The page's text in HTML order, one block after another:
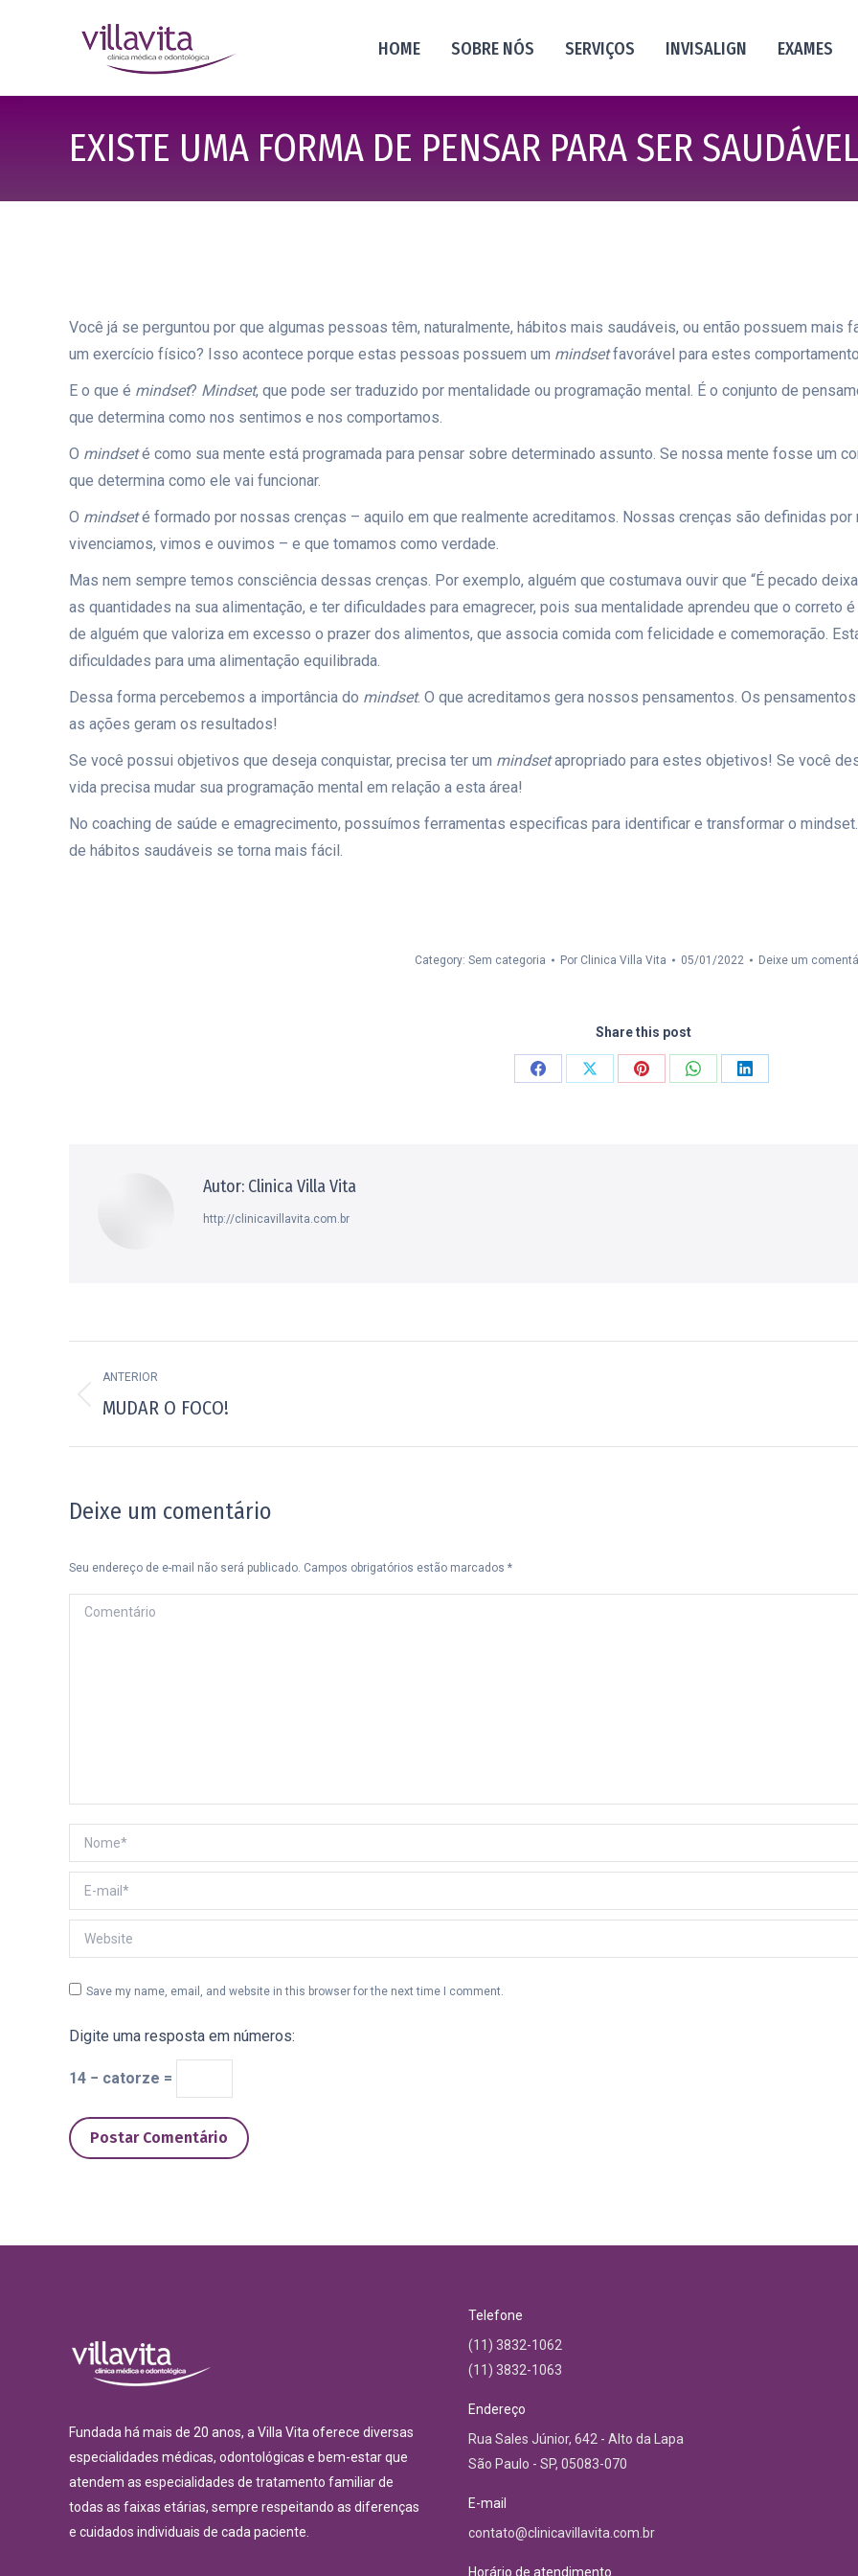
HOME SOBRE NÓS SERVIÇOS INVISALIGN EXAMES
EXISTE UMA FORMA DE PENSAR PARA SER
Você já se perguntou por que algumas pessoas têm, naturalmente, hábitos mais saudáveis, ou então possuem mais
um exercício físico? Isso acontece porque estas pessoas possuem um mindsetfavorável para estes
E o que é mindset? Mindset, que pode ser traduzido por mentalidade ou programação mental. É o conjunto de
que determina como nos sentimos e nos comportamos.
O mindseté como sua mente está programada para pensar sobre determinado assunto. Se nossa mente fosse um
que determina como ele vai funcionar.
O mindseté formado por nossas crenças – aquilo em que realmente acreditamos. Nossas crenças são definidas
vivenciamos, vimos e ouvimos – e que tomamos como verdade.
Mas nem sempre temos consciência dessas crenças. Por exemplo, alguém que costumava ouvir que “É pecado
as quantidades na sua alimentação, e ter dificuldades para emagrecer, pois sua mentalidade aprendeu que o correto
de alguém que valoriza em excesso o prazer dos alimentos, que associa comida com felicidade e comemoração.
dificuldades para uma alimentação equilibrada.
Dessa forma percebemos a importância do mindset. O que acreditamos gera nossos pensamentos. Os
as ações geram os resultados!
Se você possui objetivos que deseja conquistar, precisa ter um mindsetapropriado para estes objetivos! Se você
vida precisa mudar sua programação mental em relação a esta área!
No coaching de saúde e emagrecimento, possuímos ferramentas especificas para identificar e transformar o
de hábitos saudáveis se torna mais fácil.
Category: Sem categoria Por Clinica Villa Vita 05/01/2022 Deixe um
Share this post
CompartilharCompartilharCompartilharCompartilharCompartilhar
Autor: Clinica Villa Vita
http://clinicavillavita.com.br
de
post:
ANTERIOR
Post
MUDAR O FOCO!
Deixe um comentário
Seu endereço de e-mail não será publicado. Campos obrigatórios estão marcados *
Comentário
Nome *
E-mail *
Website
Save my name, email, and website in this browser for the next time I comment.
Digite uma resposta em números:
14 − catorze =
Postar Comentário
Fundada há mais de 20 anos, a Villa Vita oferece diversas
especialidades médicas, odontológicas e bem-estar que
atendem as especialidades de tratamento familiar de
todas as faixas etárias, sempre respeitando as diferenças
e cuidados individuais de cada paciente.
Telefone
(11) 3832-1062
(11) 3832-1063
Endereço
Rua Sales Júnior, 642 - Alto da Lapa
São Paulo - SP, 05083-070
E-mail
contato@clinicavillavita.com.br
Horário de atendimento